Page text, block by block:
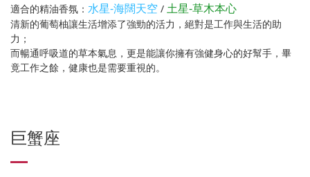
適合的精油香氛： 水星-海闊天空 / 土星-草木本心
清新的葡萄柚讓生活增添了強勁的活力，絕對是工作與生活的助
力；
而暢通呼吸道的草本氣息，更是能讓你擁有強健身心的好幫手，畢
竟工作之餘，健康也是需要重視的。
巨蟹座